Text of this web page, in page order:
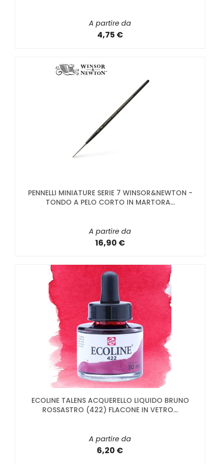
A partire da
4,75 €
PENNELLI MINIATURE SERIE 7 WINSOR&NEWTON -
TONDO A PELO CORTO IN MARTORA...
A partire da
16,90 €
ECOLINE TALENS ACQUERELLO LIQUIDO BRUNO
ROSSASTRO (422) FLACONE IN VETRO...
A partire da
6,20 €